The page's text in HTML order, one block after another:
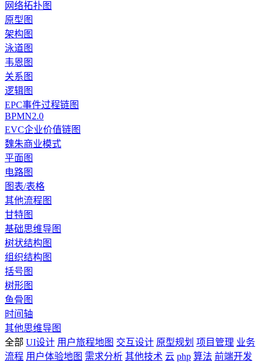
网络拓扑图
原型图
架构图
泳道图
韦恩图
关系图
逻辑图
EPC事件过程链图
BPMN2.0
EVC企业价值链图
魏朱商业模式
平面图
电路图
图表/表格
其他流程图
甘特图
基础思维导图
树状结构图
组织结构图
括号图
树形图
鱼骨图
时间轴
其他思维导图
全部 UI设计 用户旅程地图 交互设计 原型规划 项目管理 业务
流程 用户体验地图 需求分析 其他技术 云 php 算法 前端开发